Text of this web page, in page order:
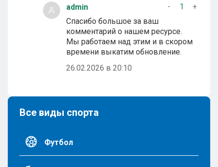
admin - 1
+
Спасибо большое за ваш
комментарий о нашем ресурсе.
Мы работаем над этим и в скором
времени выкатим обновление.
26.02.2026 в 20:10
Все виды спорта
Футбол